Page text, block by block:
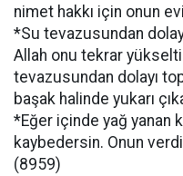
nimet hakkı için onun
*Su tevazusundan
Allah onu tekrar
tevazusundan dolayı
başak halinde yukarı
*Eğer içinde yağ yanan
kaybedersin. Onun
(8959)